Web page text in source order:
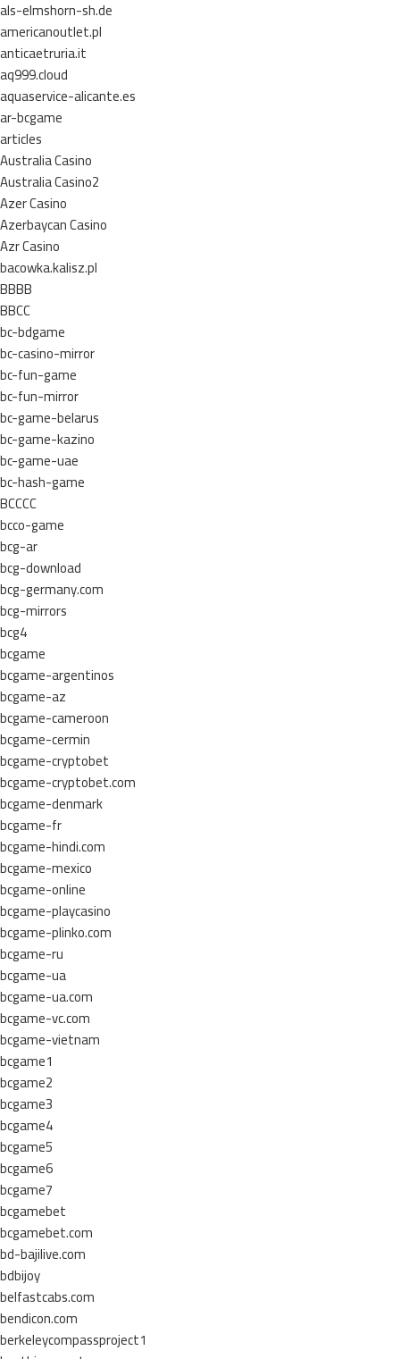
als-elmshorn-sh.de
americanoutlet.pl
anticaetruria.it
aq999.cloud
aquaservice-alicante.es
ar-bcgame
articles
Australia Casino
Australia Casino2
Azer Casino
Azerbaycan Casino
Azr Casino
bacowka.kalisz.pl
BBBB
BBCC
bc-bdgame
bc-casino-mirror
bc-fun-game
bc-fun-mirror
bc-game-belarus
bc-game-kazino
bc-game-uae
bc-hash-game
BCCCC
bcco-game
bcg-ar
bcg-download
bcg-germany.com
bcg-mirrors
bcg4
bcgame
bcgame-argentinos
bcgame-az
bcgame-cameroon
bcgame-cermin
bcgame-cryptobet
bcgame-cryptobet.com
bcgame-denmark
bcgame-fr
bcgame-hindi.com
bcgame-mexico
bcgame-online
bcgame-playcasino
bcgame-plinko.com
bcgame-ru
bcgame-ua
bcgame-ua.com
bcgame-vc.com
bcgame-vietnam
bcgame1
bcgame2
bcgame3
bcgame4
bcgame5
bcgame6
bcgame7
bcgamebet
bcgamebet.com
bd-bajilive.com
bdbijoy
belfastcabs.com
bendicon.com
berkeleycompassproject1